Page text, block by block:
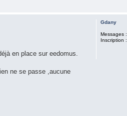
en place sur eedomus.
ne se passe ,aucune
Gdany
Messages :
Inscription :